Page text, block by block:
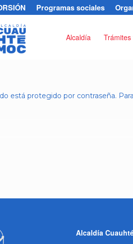
Programas sociales
Alcaldía
está protegido por contraseña.
Alcaldía